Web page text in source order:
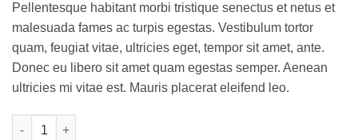
customer
ratings
Pellentesque habitant morbi tristique senectus et netus et
malesuada fames ac turpis egestas. Vestibulum tortor
quam, feugiat vitae, ultricies eget, tempor sit amet, ante.
Donec eu libero sit amet quam egestas semper. Aenean
ultricies mi vitae est. Mauris placerat eleifend leo.
Ninja Silhouette quantity